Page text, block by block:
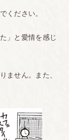
ください。
」と愛情を感じ
ません。また、